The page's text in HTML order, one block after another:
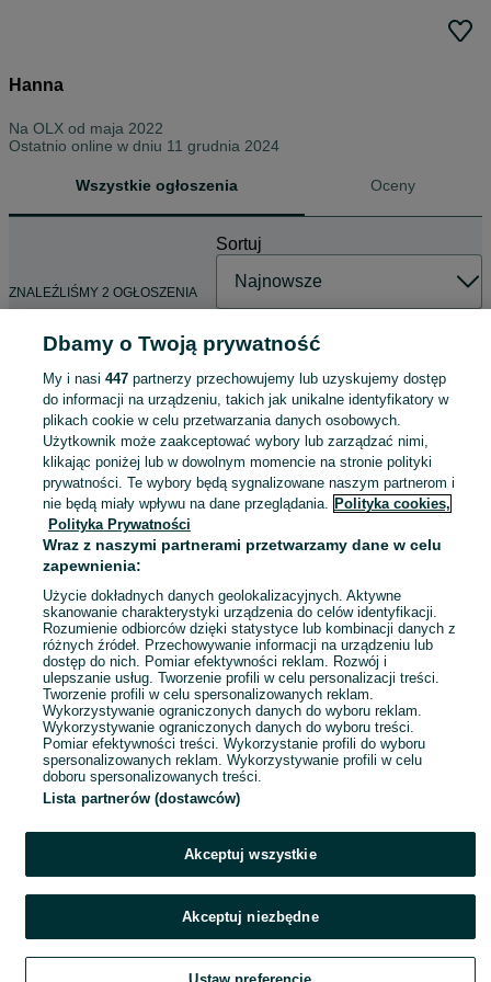
Hanna
Na OLX od maja 2022
Ostatnio online w dniu 11 grudnia 2024
Wszystkie ogłoszenia Oceny
ZNALEŹLIŚMY 2 OGŁOSZENIA
Sortuj
Żelazko philips stan bardzo dobry
45 zł
Adamowo
15 lipca 2026
podszewką
50 zł
55,25 zł z Pakietem Ochronnym
Komorowo
15 lipca 2026
M / 38 Czerwony Wiskoza
Dbamy o Twoją prywatność
My i nasi 447partnerzy przechowujemy lub uzyskujemy dostęp
do informacji na urządzeniu, takich jak unikalne identyfikatory w
plikach cookie w celu przetwarzania danych osobowych.
Użytkownik może zaakceptować wybory lub zarządzać nimi,
klikając poniżej lub w dowolnym momencie na stronie polityki
prywatności. Te wybory będą sygnalizowane naszym partnerom i
nie będą miały wpływu na dane przeglądania. Polityka cookies,
Polityka Prywatności
Wraz z naszymi partnerami przetwarzamy dane w celu
zapewnienia:
Użycie dokładnych danych geolokalizacyjnych. Aktywne
skanowanie charakterystyki urządzenia do celów identyfikacji.
Rozumienie odbiorców dzięki statystyce lub kombinacji danych z
różnych źródeł. Przechowywanie informacji na urządzeniu lub
dostęp do nich. Pomiar efektywności reklam. Rozwój i
ulepszanie usług. Tworzenie profili w celu personalizacji treści.
Tworzenie profili w celu spersonalizowanych reklam.
Wykorzystywanie ograniczonych danych do wyboru reklam.
Wykorzystywanie ograniczonych danych do wyboru treści.
Pomiar efektywności treści. Wykorzystanie profili do wyboru
spersonalizowanych reklam. Wykorzystywanie profili w celu
doboru spersonalizowanych treści.
Lista partnerów (dostawców)
Akceptuj wszystkie
Akceptuj niezbędne